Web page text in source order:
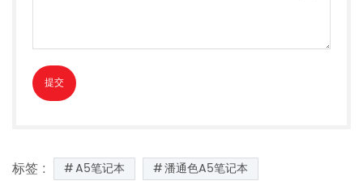
标签 : A5笔记本
潘通色A5笔记本